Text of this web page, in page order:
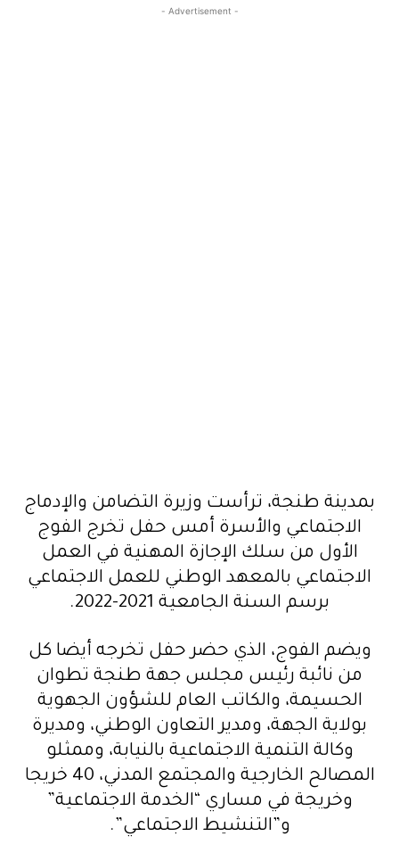
- Advertisement -
بمدينة طنجة، ترأست وزيرة التضامن والإدماج
الاجتماعي والأسرة أمس حفل تخرج الفوج
الأول من سلك الإجازة المهنية في العمل
الاجتماعي بالمعهد الوطني للعمل الاجتماعي
برسم السنة الجامعية 2021-2022.
ويضم الفوج، الذي حضر حفل تخرجه أيضا كل
من نائبة رئيس مجلس جهة طنجة تطوان
الحسيمة، والكاتب العام للشؤون الجهوية
بولاية الجهة، ومدير التعاون الوطني، ومديرة
وكالة التنمية الاجتماعية بالنيابة، وممثلو
المصالح الخارجية والمجتمع المدني، 40 خريجا
وخريجة في مساري “الخدمة الاجتماعية”
و”التنشيط الاجتماعي”.